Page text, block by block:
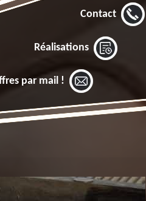
Contact
Réalisations
par mail !